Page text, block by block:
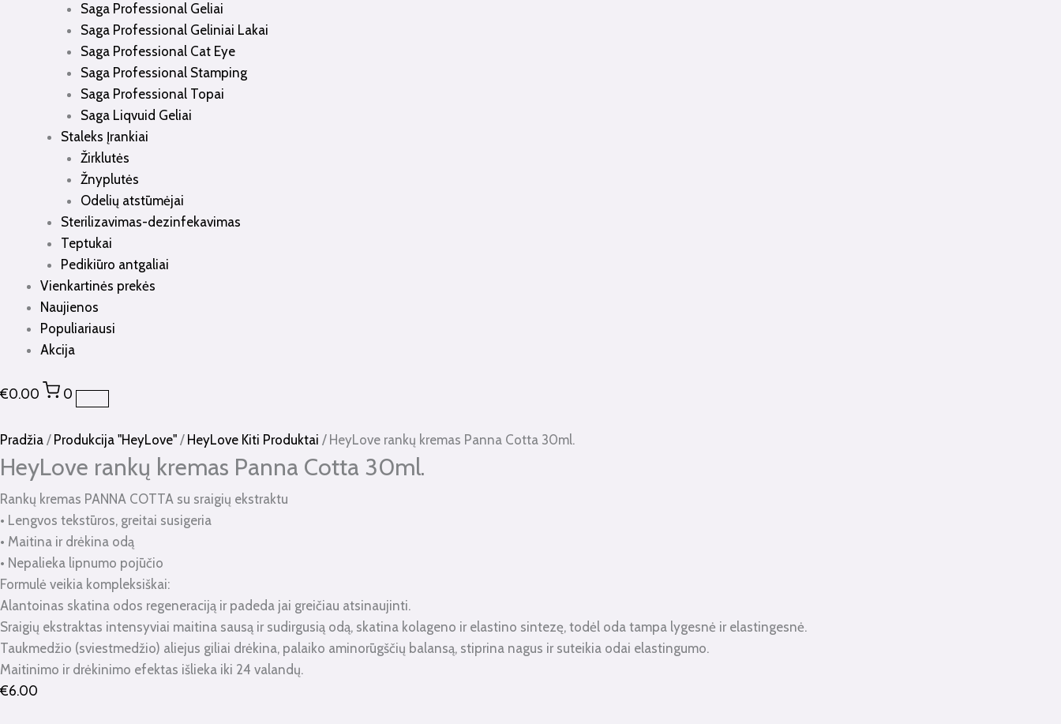
Saga Professional Geliai
Saga Professional Geliniai Lakai
Saga Professional Cat Eye
Saga Professional Stamping
Saga Professional Topai
Saga Liqvuid Geliai
Staleks Įrankiai
Žirklutės
Žnyplutės
Odelių atstūmėjai
Sterilizavimas-dezinfekavimas
Teptukai
Pedikiūro antgaliai
Vienkartinės prekės
Naujienos
Populiariausi
Akcija
€0.00 0
Pradžia / Produkcija "HeyLove" / HeyLove Kiti Produktai / HeyLove rankų kremas Panna Cotta 30ml.
HeyLove rankų kremas Panna Cotta 30ml.
Rankų kremas PANNA COTTA su sraigių ekstraktu
• Lengvos tekstūros, greitai susigeria
• Maitina ir drėkina odą
• Nepalieka lipnumo pojūčio
Formulė veikia kompleksiškai:
Alantoinas skatina odos regeneraciją ir padeda jai greičiau atsinaujinti.
Sraigių ekstraktas intensyviai maitina sausą ir sudirgusią odą, skatina kolageno ir elastino sintezę, todėl oda tampa lygesnė ir elastingesnė.
Taukmedžio (sviestmedžio) aliejus giliai drėkina, palaiko aminorūgščių balansą, stiprina nagus ir suteikia odai elastingumo.
Maitinimo ir drėkinimo efektas išlieka iki 24 valandų.
€6.00
kiekis:
HeyLove
rankų
kremas
Panna
Cotta
30ml.